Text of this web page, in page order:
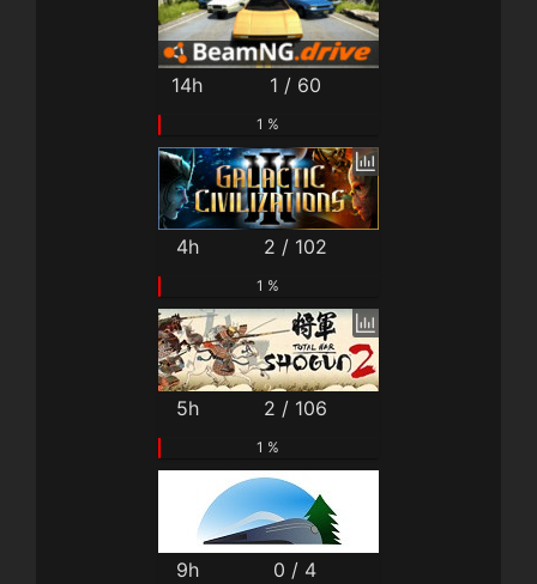
14h 1 / 60
1 %
4h 2 / 102
1 %
5h 2 / 106
1 %
9h 0 / 4